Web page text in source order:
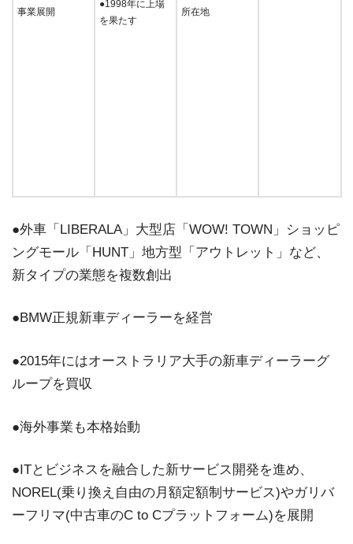
事業展開
●1998年に上場
を果たす
所在地
●外車「LIBERALA」大型店「WOW! TOWN」ショッピ
ングモール「HUNT」地方型「アウトレット」など、
新タイプの業態を複数創出
●BMW正規新車ディーラーを経営
●2015年にはオーストラリア大手の新車ディーラーグ
ループを買収
●海外事業も本格始動
●ITとビジネスを融合した新サービス開発を進め、
NOREL(乗り換え自由の月額定額制サービス)やガリバ
ーフリマ(中古車のC to Cプラットフォーム)を展開